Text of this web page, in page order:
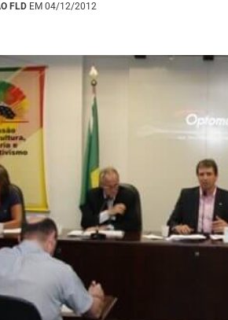
FLD EM 04/12/2012